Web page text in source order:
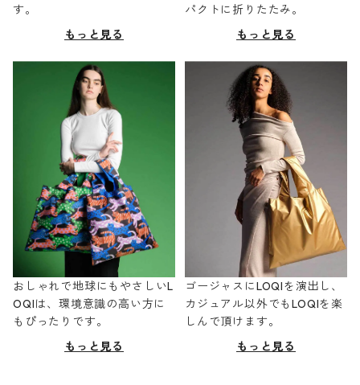
す。
もっと見る
パクトに折りたたみ。
もっと見る
おしゃれで地球にもやさしいL
OQIは、環境意識の高い方に
もぴったりです。
もっと見る
ゴージャスにLOQIを演出し、
カジュアル以外でもLOQIを楽
しんで頂けます。
もっと見る